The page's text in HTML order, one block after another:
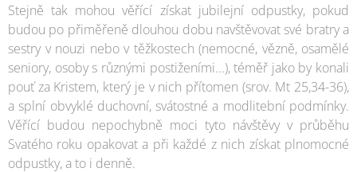
Stejně tak mohou věřící získat jubilejní odpustky, pokud
budou po přiměřeně dlouhou dobu navštěvovat své bratry a
sestry v nouzi nebo v těžkostech (nemocné, vězně, osamělé
seniory, osoby s různými postiženími...), téměř jako by konali
pouť za Kristem, který je v nich přítomen (srov. Mt 25,34-36),
a splní obvyklé duchovní, svátostné a modlitební podmínky.
Věřící budou nepochybně moci tyto návštěvy v průběhu
Svatého roku opakovat a při každé z nich získat plnomocné
odpustky, a to i denně.